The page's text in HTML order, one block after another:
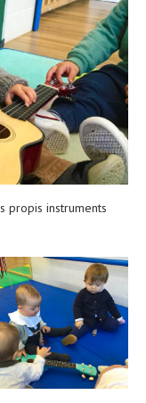
propis instruments